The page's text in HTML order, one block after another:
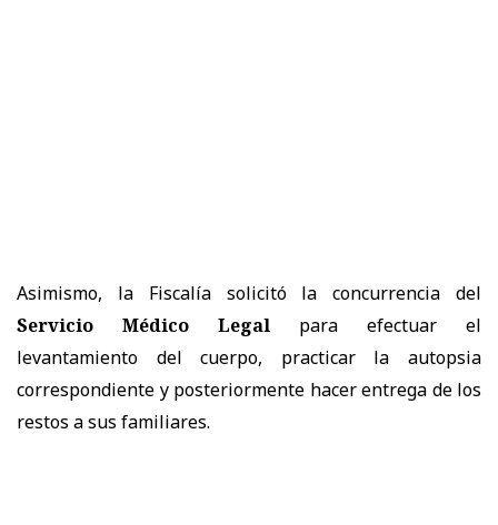
Asimismo, la Fiscalía solicitó la concurrencia del
Servicio Médico Legal para efectuar el
levantamiento del cuerpo, practicar la autopsia
correspondiente y posteriormente hacer entrega de los
restos a sus familiares.